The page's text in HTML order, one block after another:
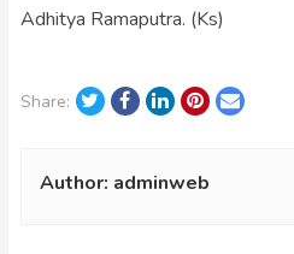
Adhitya Ramaputra. (Ks)
Share: TwitterFacebook
LinkedInPinterest
Email
Author: adminweb